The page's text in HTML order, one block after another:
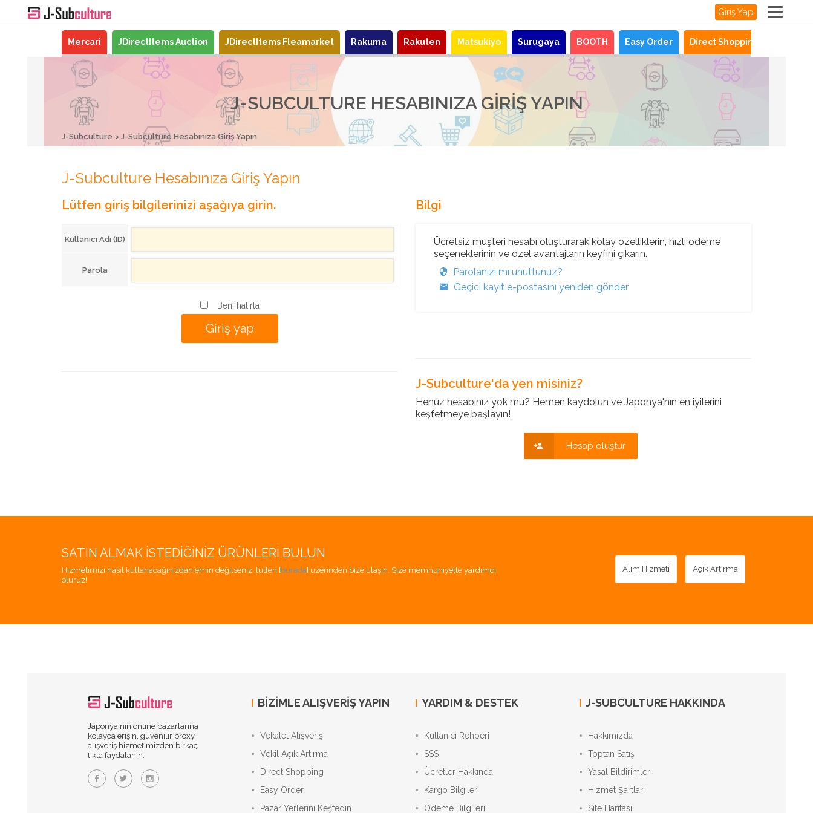
Giriş Yap
Mercari JDirectItems Auction JDirectItems Fleamarket Rakuma Rakuten Matsukiyo Surugaya BOOTH Easy Order Direct Shopping
J-SUBCULTURE HESABINIZA GIRIŞ YAPIN
J-Subculture J-Subculture Hesabınıza Giriş Yapın
J-Subculture Hesabınıza Giriş Yapın
Lütfen giriş bilgilerinizi aşağıya girin.
Kullanıcı Adı (ID)
Parola
Beni hatırla
Bilgi
Ücretsiz müşteri hesabı oluşturarak kolay özelliklerin, hızlı ödeme
seçeneklerinin ve özel avantajların keyfini çıkarın.
Parolanızı mı unuttunuz?
Geçici kayıt e-postasını yeniden gönder
J-Subculture'da yen misiniz?
Henüz hesabınız yok mu? Hemen kaydolun ve Japonya'nın en iyilerini
keşfetmeye başlayın!
Hesap oluştur
SATIN ALMAK İSTEDIĞINIZ ÜRÜNLERI BULUN
Hizmetimizi nasıl kullanacağınızdan emin değilseniz, lütfen [burada] üzerinden bize ulaşın. Size memnuniyetle yardımcı
oluruz!
Alım Hizmeti Açık Artırma
Japonya'nın online pazarlarına
kolayca erişin, güvenilir proxy
alışveriş hizmetimizden birkaç
tıkla faydalanın.
BIZIMLE ALIŞVERIŞ YAPIN
Vekalet Alışverişi
Vekil Açık Artırma
Direct Shopping
Easy Order
Pazar Yerlerini Keşfedin
YARDIM & DESTEK
Kullanıcı Rehberi
SSS
Ücretler Hakkında
Kargo Bilgileri
Ödeme Bilgileri
J-SUBCULTURE HAKKINDA
Hakkımızda
Toptan Satış
Yasal Bildirimler
Hizmet Şartları
Site Haritası